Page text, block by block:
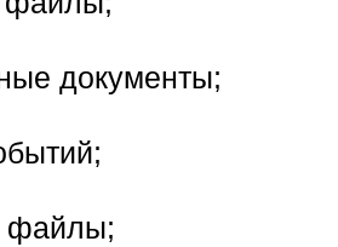
документы;
файлы;